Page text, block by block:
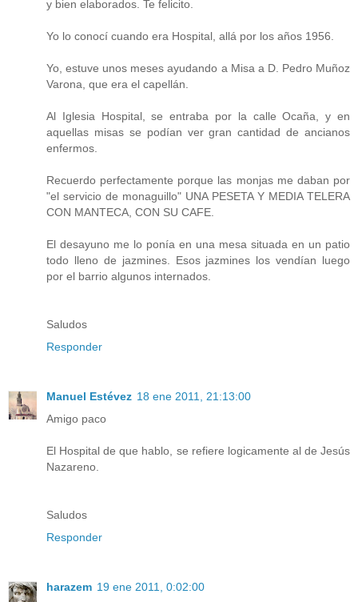
y bien elaborados. Te felicito.
Yo lo conocí cuando era Hospital, allá por los años 1956.
Yo, estuve unos meses ayudando a Misa a D. Pedro Muñoz
Varona, que era el capellán.
Al Iglesia Hospital, se entraba por la calle Ocaña, y en
aquellas misas se podían ver gran cantidad de ancianos
enfermos.
Recuerdo perfectamente porque las monjas me daban por
"el servicio de monaguillo" UNA PESETA Y MEDIA TELERA
CON MANTECA, CON SU CAFE.
El desayuno me lo ponía en una mesa situada en un patio
todo lleno de jazmines. Esos jazmines los vendían luego
por el barrio algunos internados.
Saludos
Responder
Manuel Estévez 18 ene 2011, 21:13:00
Amigo paco
El Hospital de que hablo, se refiere logicamente al de Jesús
Nazareno.
Saludos
Responder
harazem 19 ene 2011, 0:02:00